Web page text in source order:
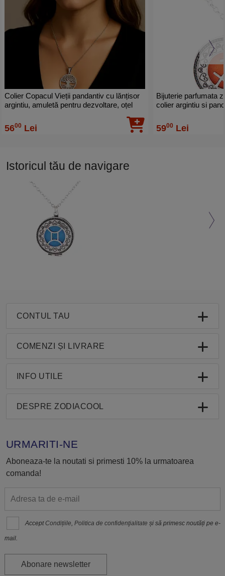
Colier Copacul Vieții pandantiv cu lănțisor
argintiu, amuletă pentru dezvoltare, oțel
5600 Lei
Bijuterie parfumata
colier argintiu si
5900 Lei
Istoricul tău de navigare
CONTUL TAU
COMENZI ȘI LIVRARE
INFO UTILE
DESPRE ZODIACOOL
URMARITI-NE
Aboneaza-te la noutati si primesti 10% la urmatoarea
comanda!
Accept Condițiile,Politica de confidenţialitate și să primesc noutăți pe e-
mail.
Abonare newsletter